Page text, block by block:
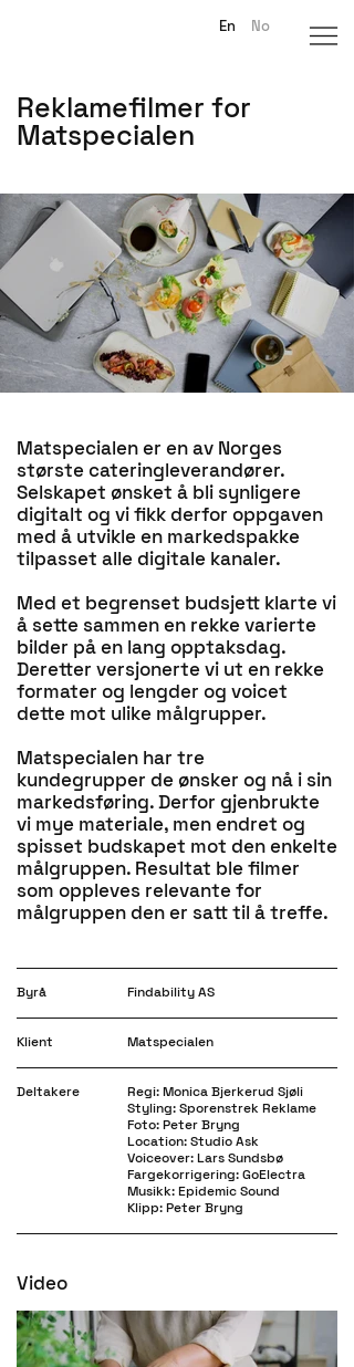
En No
Reklamefilmer for
Matspecialen
Matspecialen er en av Norges
største cateringleverandører.
Selskapet ønsket å bli synligere
digitalt og vi fikk derfor oppgaven
med å utvikle en markedspakke
tilpasset alle digitale kanaler.
Med et begrenset budsjett klarte vi
å sette sammen en rekke varierte
bilder på en lang opptaksdag.
Deretter versjonerte vi ut en rekke
formater og lengder og voicet
dette mot ulike målgrupper.
Matspecialen har tre
kundegrupper de ønsker og nå i sin
markedsføring. Derfor gjenbrukte
vi mye materiale, men endret og
spisset budskapet mot den enkelte
målgruppen. Resultat ble filmer
som oppleves relevante for
målgruppen den er satt til å treffe.
Byrå Findability AS
Klient Matspecialen
Deltakere
Regi: Monica Bjerkerud Sjøli
Styling: Sporenstrek Reklame
Foto: Peter Bryng
Location: Studio Ask
Voiceover: Lars Sundsbø
Fargekorrigering: GoElectra
Musikk: Epidemic Sound
Klipp: Peter Bryng
Video